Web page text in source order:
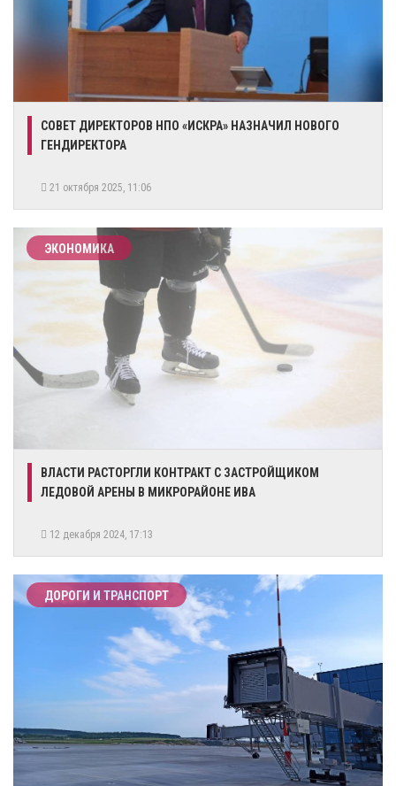
СОВЕТ ДИРЕКТОРОВ НПО «ИСКРА» НАЗНАЧИЛ НОВОГО
ГЕНДИРЕКТОРА
21 октября 2025, 11:06
ЭКОНОМИКА
ВЛАСТИ РАСТОРГЛИ КОНТРАКТ С ЗАСТРОЙЩИКОМ
ЛЕДОВОЙ АРЕНЫ В МИКРОРАЙОНЕ ИВА
12 декабря 2024, 17:13
ДОРОГИ И ТРАНСПОРТ